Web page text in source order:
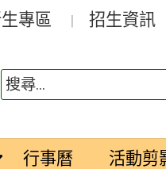
專區 招生資訊
行事曆 活動剪